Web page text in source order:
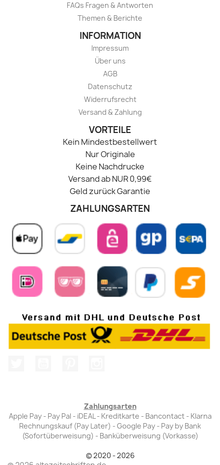
FAQs Fragen & Antworten
Themen & Berichte
INFORMATION
Impressum
Über uns
AGB
Datenschutz
Widerrufsrecht
Versand & Zahlung
VORTEILE
Kein Mindestbestellwert
Nur Originale
Keine Nachdrucke
Versand ab NUR 0,99€
Geld zurück Garantie
ZAHLUNGSARTEN
Zahlungsarten
Apple Pay - Pay Pal - iDEAL - Kreditkarte - Bancontact - Klarna
Rechnungskauf (Pay Later) - Google Pay - Pay by Bank
(Sofortüberweisung) - Banküberweisung (Vorkasse)
© 2020 - 2026